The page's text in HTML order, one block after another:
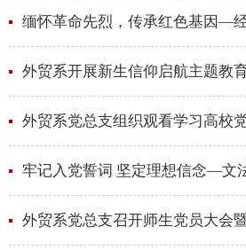
外贸系开展新生信仰启航主题教